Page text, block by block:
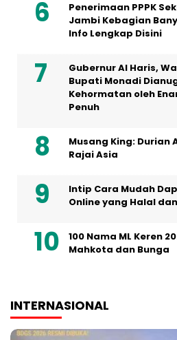
Penerimaan PPPK
Jambi Kebagian
Info Lengkap Disini
Gubernur Al Haris,
Bupati Monadi
Kehormatan oleh
Penuh
Musang King: Durian
Rajai Asia
Intip Cara Mudah
Online yang Halal
100 Nama ML Keren
Mahkota dan Bunga
INTERNASIONAL